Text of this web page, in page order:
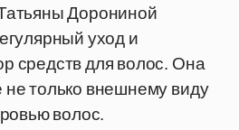
Дорониной
уход и
средств для волос. Она
только внешнему виду
волос.